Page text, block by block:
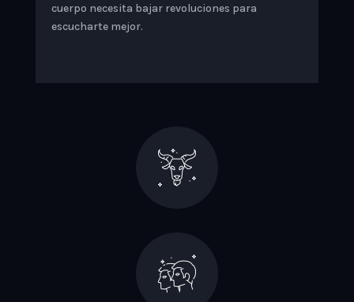
cuerpo necesita bajar revoluciones para
escucharte mejor.